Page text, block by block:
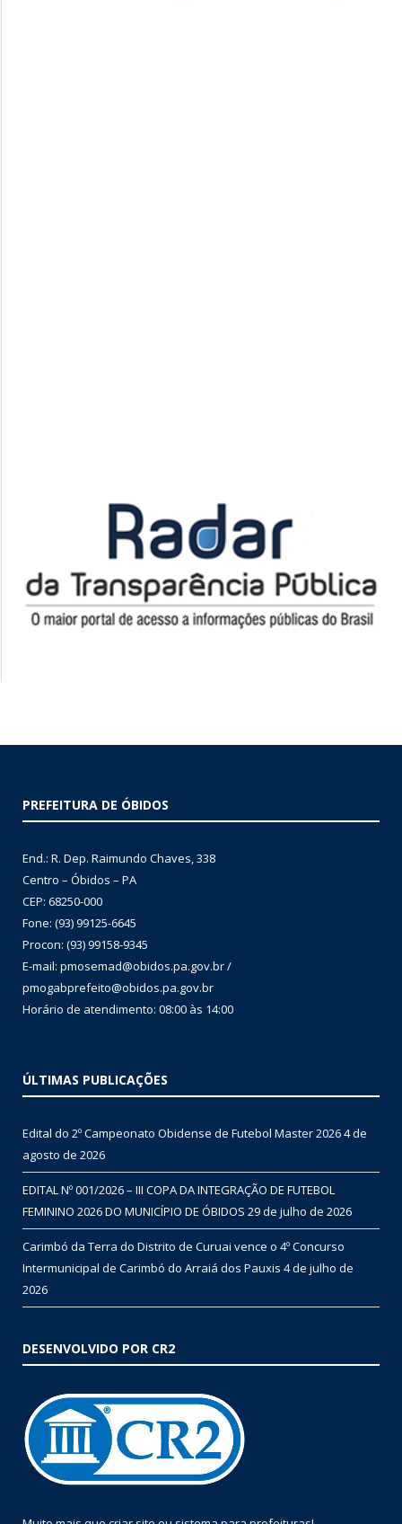
PREFEITURA DE ÓBIDOS
End.: R. Dep. Raimundo Chaves, 338
Centro – Óbidos – PA
CEP: 68250-000
Fone: (93) 99125-6645
Procon: (93) 99158-9345
E-mail: pmosemad@obidos.pa.gov.br /
pmogabprefeito@obidos.pa.gov.br
Horário de atendimento: 08:00 às 14:00
ÚLTIMAS PUBLICAÇÕES
Edital do 2º Campeonato Obidense de Futebol Master 20264 de
agosto de 2026
EDITAL Nº 001/2026 – III COPA DA INTEGRAÇÃO DE FUTEBOL
FEMININO 2026 DO MUNICÍPIO DE ÓBIDOS 29 de julho de 2026
Carimbó da Terra do Distrito de Curuai vence o 4º Concurso
Intermunicipal de Carimbó do Arraiá dos Pauxis 4 de julho de
2026
DESENVOLVIDO POR CR2